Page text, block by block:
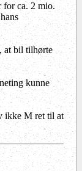
for ca. 2 mio.
at bil tilhørte
kunne
ikke M ret til at